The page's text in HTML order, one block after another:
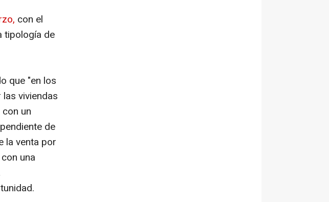
con el
tipología de
que "en los
viviendas
un
de
la venta por
una